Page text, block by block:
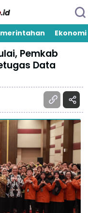
Ekonomi
Pemkab
Data